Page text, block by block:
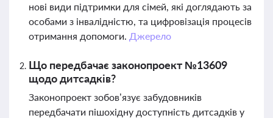
нові види підтримки для сімей, які доглядають за
особами з інвалідністю, та цифровізація процесів
отримання допомоги. Джерело
Що передбачає законопроект №13609
щодо дитсадків?
Законопроект зобов’язує забудовників
передбачати пішохідну доступність дитсадків у